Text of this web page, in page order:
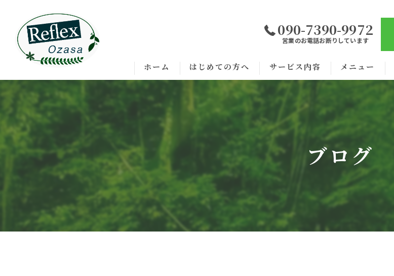
090-7390-9972
営業のお電話お断りしています
ホーム はじめての方へ サービス内容 メニュー
ブログ